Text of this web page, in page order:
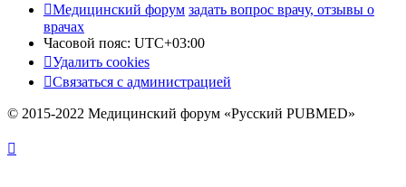
Медицинский форум задать вопрос врачу, отзывы о
врачах
Часовой пояс: UTC+03:00
Удалить cookies
Связаться с администрацией
© 2015-2022 Медицинский форум «Русский PUBMED»